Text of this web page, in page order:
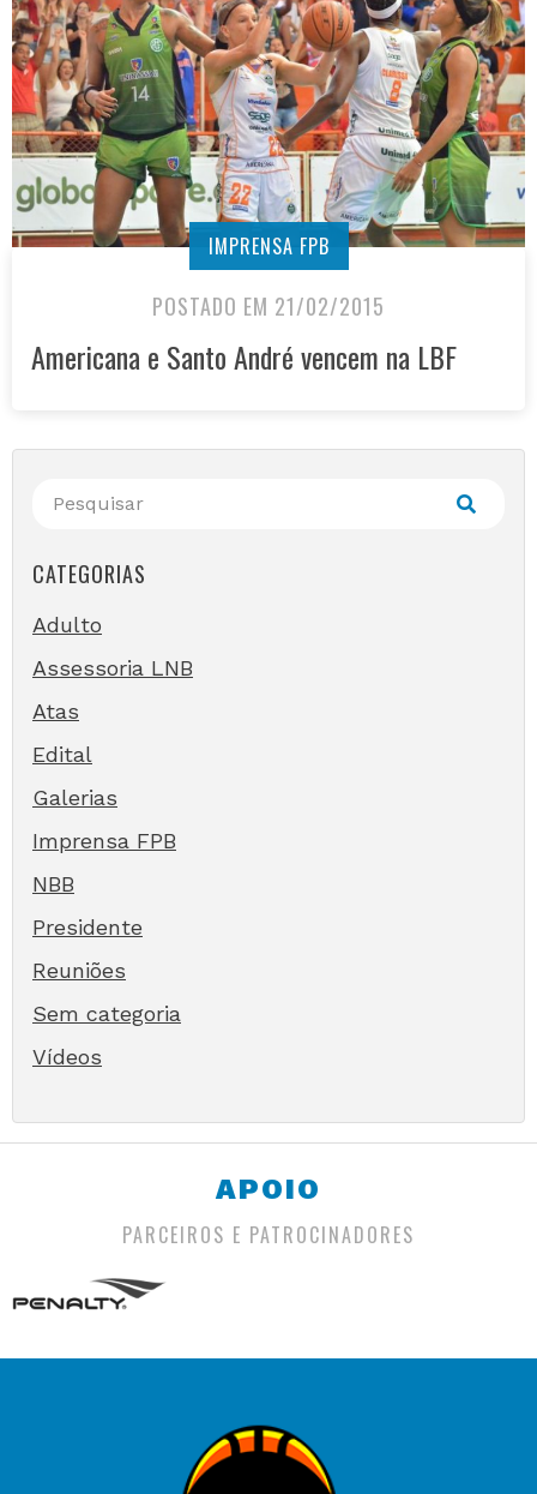
IMPRENSA FPB
POSTADO EM 21/02/2015
Americana e Santo André vencem na LBF
CATEGORIAS
Adulto
Assessoria LNB
Atas
Edital
Galerias
Imprensa FPB
NBB
Presidente
Reuniões
Sem categoria
Vídeos
APOIO
PARCEIROS E PATROCINADORES